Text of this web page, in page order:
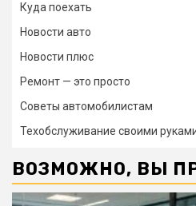
Куда поехать
Новости авто
Новости плюс
Ремонт — это просто
Советы автомобилистам
Техобслуживание своими
ВОЗМОЖНО, ВЫ